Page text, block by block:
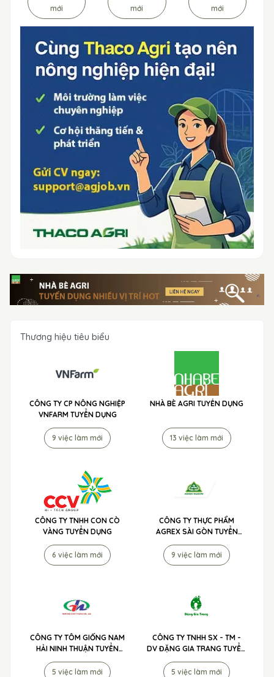
mới mới mới
Thương hiệu tiêu biểu
CÔNG TY CP NÔNG NGHIỆP
VNFARM TUYỂN DỤNG
9 việc làm mới
NHÀ BÈ AGRI TUYỂN DỤNG
13 việc làm mới
CÔNG TY TNHH CON CÒ
VÀNG TUYỂN DỤNG
6 việc làm mới
CÔNG TY THỰC PHẨM
AGREX SÀI GÒN TUYỂN
9 việc làm mới
CÔNG TY TÔM GIỐNG NAM
HẢI NINH THUẬN TUYỂN
5 việc làm mới
CÔNG TY TNHH SX - TM -
DV ĐẶNG GIA TRANG TUYỂN
5 việc làm mới